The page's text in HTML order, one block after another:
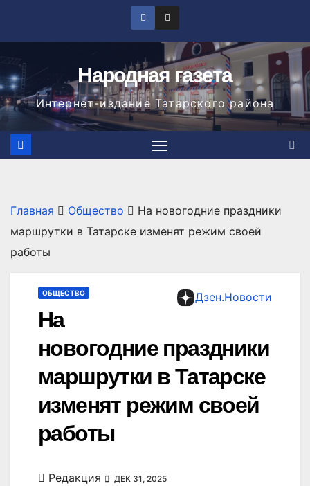
Народная газета
Интернет-издание Татарского района
Главная Общество
На новогодние праздники
маршрутки в Татарске изменят режим своей
работы
Дзен.Новости
ОБЩЕСТВО
На
новогодние праздники
маршрутки в Татарске
изменят режим своей
работы
Редакция ДЕК 31, 2025